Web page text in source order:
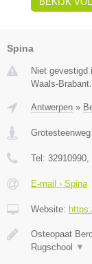
Spina
Niet gevestigd
Waals-Brabant.
Antwerpen »
Tel: 32910990
E-mail › Spina
Website:
Osteopaat
Rugschool
▼